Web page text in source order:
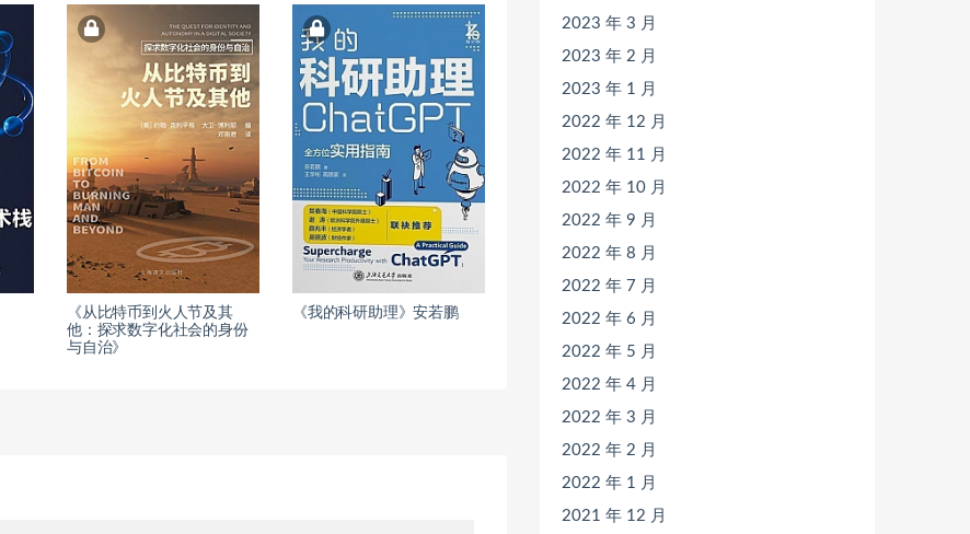
《从比特币到火人节及其
他：探求数字化社会的身份
与自治》
《我的科研助理》安若鹏
2023 年 3 月
2023 年 2 月
2023 年 1 月
2022 年 12 月
2022 年 11 月
2022 年 10 月
2022 年 9 月
2022 年 8 月
2022 年 7 月
2022 年 6 月
2022 年 5 月
2022 年 4 月
2022 年 3 月
2022 年 2 月
2022 年 1 月
2021 年 12 月